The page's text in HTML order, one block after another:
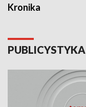
Kronika
PUBLICYSTYKA